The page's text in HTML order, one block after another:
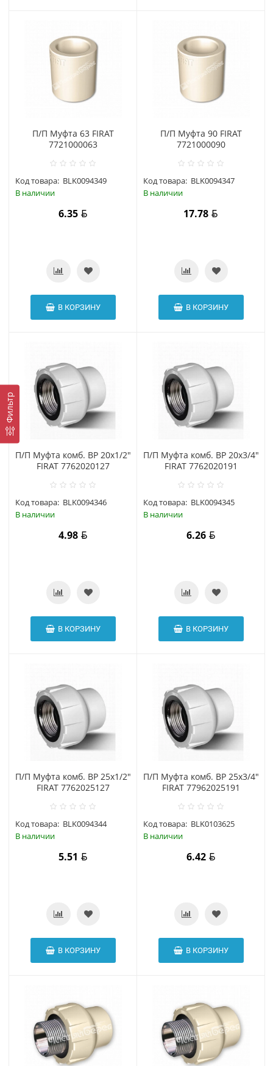
Фильтр
П/П Муфта 63 FIRAT
7721000063
Код товара: BLK0094349
В наличии
6.35
В КОРЗИНУ
П/П Муфта 90 FIRAT
7721000090
Код товара: BLK0094347
В наличии
17.78
В КОРЗИНУ
П/П Муфта комб. ВР 20х1/2"
FIRAT 7762020127
Код товара: BLK0094346
В наличии
4.98
В КОРЗИНУ
П/П Муфта комб. ВР 20х3/4"
FIRAT 7762020191
Код товара: BLK0094345
В наличии
6.26
В КОРЗИНУ
П/П Муфта комб. ВР 25х1/2"
FIRAT 7762025127
Код товара: BLK0094344
В наличии
5.51
В КОРЗИНУ
П/П Муфта комб. ВР 25х3/4"
FIRAT 77962025191
Код товара: BLK0103625
В наличии
6.42
В КОРЗИНУ